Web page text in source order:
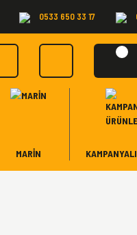
0533 650 33 17
MARİN